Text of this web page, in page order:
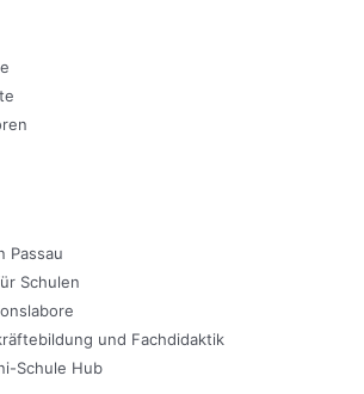
Passau
Schulen
und Fachdidaktik
Schule Hub